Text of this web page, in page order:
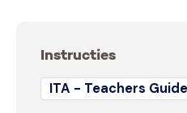
Instructies
ITA - Teachers